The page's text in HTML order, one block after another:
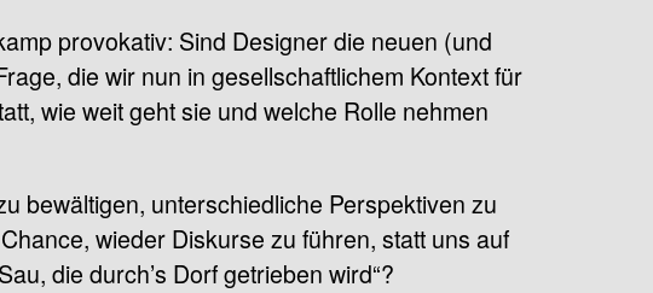
provokativ: Sind Designer die neuen (und
die wir nun in gesellschaftlichem Kontext für
wie weit geht sie und welche Rolle nehmen
bewältigen, unterschiedliche Perspektiven zu
wieder Diskurse zu führen, statt uns auf
die durch’s Dorf getrieben wird“?